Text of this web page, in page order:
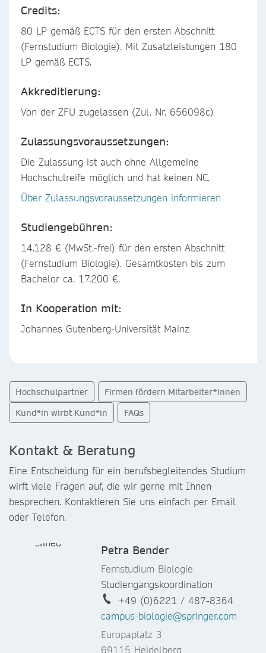
Credits:
80 LP gemäß ECTS für den ersten Abschnitt
(Fernstudium Biologie). Mit Zusatzleistungen 180
LP gemäß ECTS.
Akkreditierung:
Von der ZFU zugelassen (Zul. Nr. 656098c)
Zulassungsvoraussetzungen:
Die Zulassung ist auch ohne Allgemeine
Hochschulreife möglich und hat keinen NC.
Über Zulassungsvoraussetzungen informieren
Studiengebühren:
14.128 € (MwSt.-frei) für den ersten Abschnitt
(Fernstudium Biologie). Gesamtkosten bis zum
Bachelor ca. 17.200 €.
In Kooperation mit:
Johannes Gutenberg-Universität Mainz
Hochschulpartner
Firmen fördern Mitarbeiter*innen
Kund*in wirbt Kund*in
FAQs
Kontakt & Beratung
Eine Entscheidung für ein berufsbegleitendes Studium
wirft viele Fragen auf, die wir gerne mit Ihnen
besprechen. Kontaktieren Sie uns einfach per Email
oder Telefon.
Petra Bender
Fernstudium Biologie
Studiengangskoordination
+49 (0)6221 / 487-8364
campus-biologie@springer.com
Europaplatz 3
69115 Heidelberg